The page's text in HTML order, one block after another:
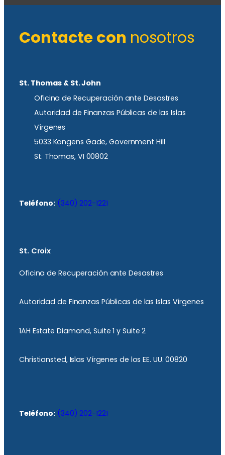
Contacte con nosotros
St. Thomas & St. John
Oficina de Recuperación ante Desastres
Autoridad de Finanzas Públicas de las Islas
Vírgenes
5033 Kongens Gade, Government Hill
St. Thomas, VI 00802
Teléfono: (340) 202-1221
St. Croix
Oficina de Recuperación ante Desastres
Autoridad de Finanzas Públicas de las Islas Vírgenes
1AH Estate Diamond, Suite 1 y Suite 2
Christiansted, Islas Vírgenes de los EE. UU. 00820
Teléfono: (340) 202-1221